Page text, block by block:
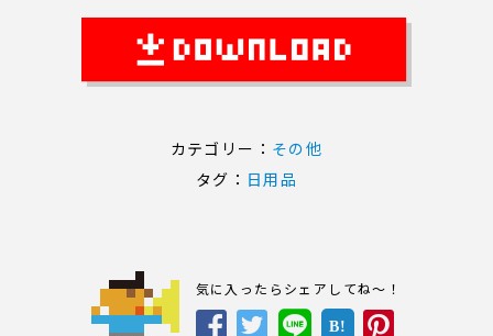
カテゴリー： その他
タグ： 日用品
気に入ったらシェアしてね～！
B!